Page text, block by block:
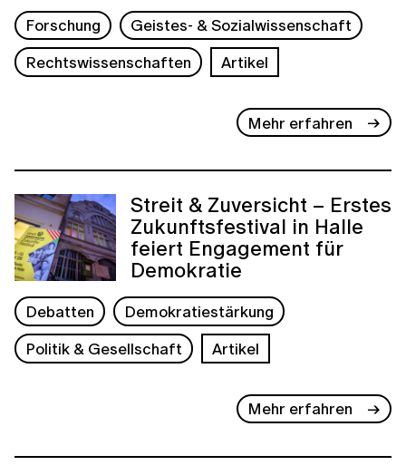
Forschung
Geistes- & Sozialwissenschaft
Rechtswissenschaften
Artikel
Mehr erfahren
Streit & Zuversicht – Erstes
Zukunftsfestival in Halle
feiert Engagement für
Demokratie
Debatten
Demokratiestärkung
Politik & Gesellschaft
Artikel
Mehr erfahren